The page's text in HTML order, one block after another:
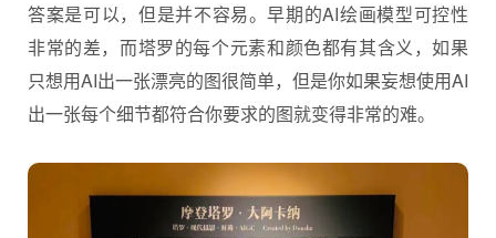
答案是可以，但是并不容易。早期的AI绘画模型可控性
非常的差，而塔罗的每个元素和颜色都有其含义，如果
只想用AI出一张漂亮的图很简单，但是你如果妄想使用AI
出一张每个细节都符合你要求的图就变得非常的难。